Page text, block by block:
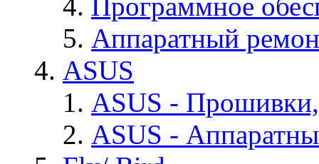
Программное
Аппаратный
ASUS
ASUS -
ASUS -